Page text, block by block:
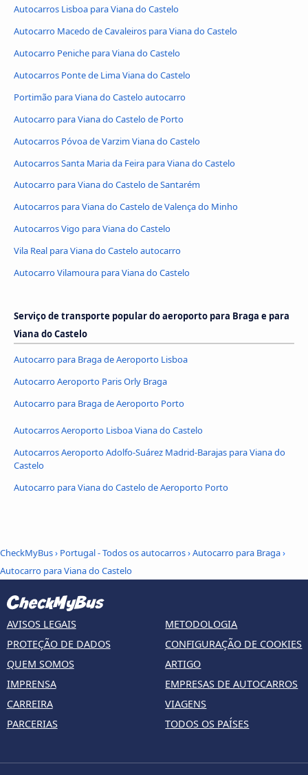
Autocarros Lisboa para Viana do Castelo
Autocarro Macedo de Cavaleiros para Viana do Castelo
Autocarro Peniche para Viana do Castelo
Autocarros Ponte de Lima Viana do Castelo
Portimão para Viana do Castelo autocarro
Autocarro para Viana do Castelo de Porto
Autocarros Póvoa de Varzim Viana do Castelo
Autocarros Santa Maria da Feira para Viana do Castelo
Autocarro para Viana do Castelo de Santarém
Autocarros para Viana do Castelo de Valença do Minho
Autocarros Vigo para Viana do Castelo
Vila Real para Viana do Castelo autocarro
Autocarro Vilamoura para Viana do Castelo
Serviço de transporte popular do aeroporto para Braga e para
Viana do Castelo
Autocarro para Braga de Aeroporto Lisboa
Autocarro Aeroporto Paris Orly Braga
Autocarro para Braga de Aeroporto Porto
Autocarros Aeroporto Lisboa Viana do Castelo
Autocarros Aeroporto Adolfo-Suárez Madrid-Barajas para Viana do
Castelo
Autocarro para Viana do Castelo de Aeroporto Porto
CheckMyBus› Portugal - Todos os autocarros›Autocarro para Braga›
Autocarro para Viana do Castelo
AVISOS LEGAIS
PROTEÇÃO DE DADOS
QUEM SOMOS
IMPRENSA
CARREIRA
PARCERIAS
METODOLOGIA
CONFIGURAÇÃO DE COOKIES
ARTIGO
EMPRESAS DE AUTOCARROS
VIAGENS
TODOS OS PAÍSES